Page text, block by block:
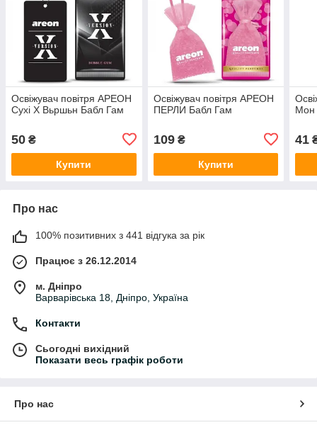
Освіжувач повітря АРЕОН
Сухі Х Вьршьн Бабл Гам
50 ₴
Купити
Освіжувач повітря АРЕОН
ПЕРЛИ Бабл Гам
109₴
Купити
Мон
41
Про нас
100% позитивних з 441 відгука за рік
Працює з 26.12.2014
м. Дніпро
Варварівська 18, Дніпро, Україна
Контакти
Сьогодні вихідний
Показати весь графік роботи
Про нас